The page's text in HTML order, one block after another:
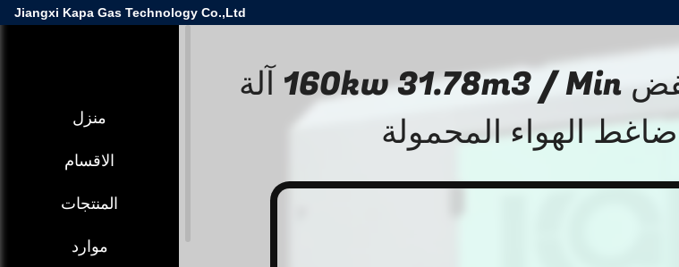
Jiangxi Kapa Gas Technology Co.,Ltd
ضجيج منخفض 160kw 31.78m3 / Min آلة
ضاغط الهواء المحمولة
منزل
الاقسام
المنتجات
موارد